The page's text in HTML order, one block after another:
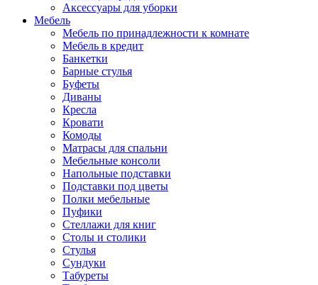
Аксессуары для уборки
Мебель
Мебель по принадлежности к комнате
Мебель в кредит
Банкетки
Барные стулья
Буфеты
Диваны
Кресла
Кровати
Комоды
Матрасы для спальни
Мебельные консоли
Напольные подставки
Подставки под цветы
Полки мебельные
Пуфики
Стеллажи для книг
Столы и столики
Стулья
Сундуки
Табуреты